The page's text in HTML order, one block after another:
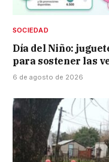
SOCIEDAD
Día del Niño:
para sostener las
6 de agosto de 2026